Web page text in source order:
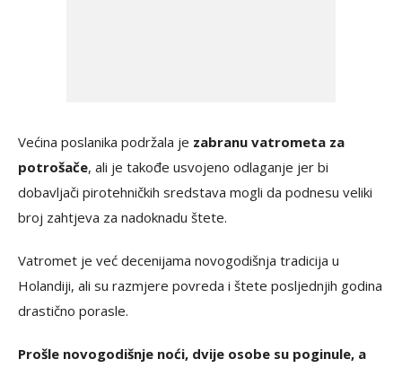
Većina poslanika podržala je zabranu vatrometa za
potrošače, ali je takođe usvojeno odlaganje jer bi
dobavljači pirotehničkih sredstava mogli da podnesu veliki
broj zahtjeva za nadoknadu štete.
Vatromet je već decenijama novogodišnja tradicija u
Holandiji, ali su razmjere povreda i štete posljednjih godina
drastično porasle.
Prošle novogodišnje noći, dvije osobe su poginule, a